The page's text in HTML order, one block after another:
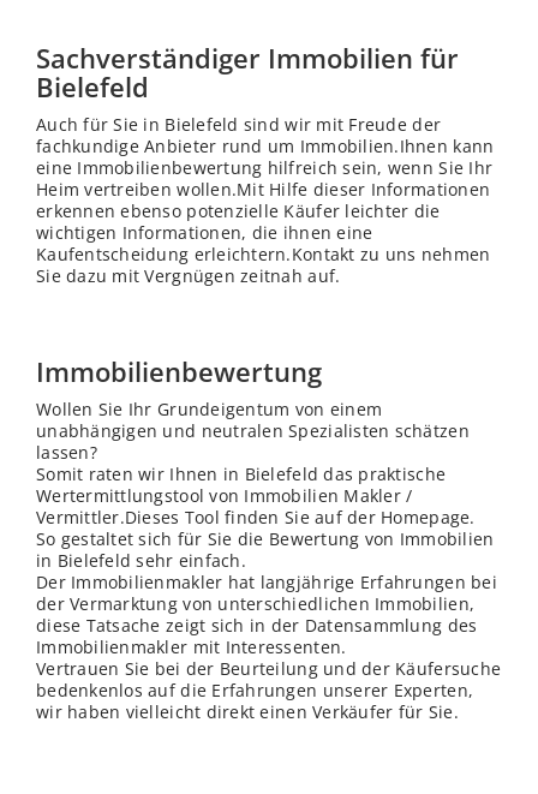
Sachverständiger Immobilien für
Bielefeld
Auch für Sie in Bielefeld sind wir mit Freude der
fachkundige Anbieter rund um Immobilien.Ihnen kann
eine Immobilienbewertung hilfreich sein, wenn Sie Ihr
Heim vertreiben wollen.Mit Hilfe dieser Informationen
erkennen ebenso potenzielle Käufer leichter die
wichtigen Informationen, die ihnen eine
Kaufentscheidung erleichtern.Kontakt zu uns nehmen
Sie dazu mit Vergnügen zeitnah auf.
Immobilienbewertung
Wollen Sie Ihr Grundeigentum von einem
unabhängigen und neutralen Spezialisten schätzen
lassen?
Somit raten wir Ihnen in Bielefeld das praktische
Wertermittlungstool von Immobilien Makler /
Vermittler.Dieses Tool finden Sie auf der Homepage.
So gestaltet sich für Sie die Bewertung von Immobilien
in Bielefeld sehr einfach.
Der Immobilienmakler hat langjährige Erfahrungen bei
der Vermarktung von unterschiedlichen Immobilien,
diese Tatsache zeigt sich in der Datensammlung des
Immobilienmakler mit Interessenten.
Vertrauen Sie bei der Beurteilung und der Käufersuche
bedenkenlos auf die Erfahrungen unserer Experten,
wir haben vielleicht direkt einen Verkäufer für Sie.